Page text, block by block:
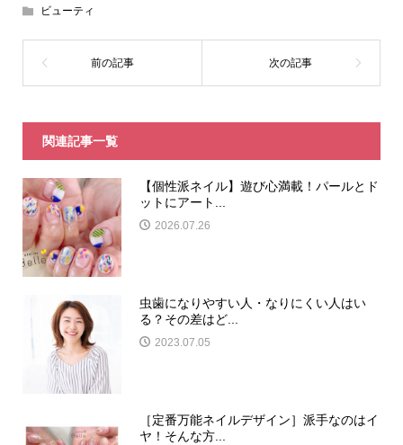
ビューティ
関連記事一覧
【個性派ネイル】遊び心満載！パールとド
ットにアート...
2026.07.26
虫歯になりやすい人・なりにくい人はい
る？その差はど...
2023.07.05
［定番万能ネイルデザイン］派手なのはイ
ヤ！そんな方...